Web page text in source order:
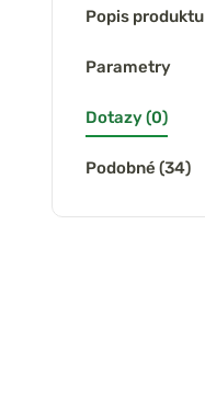
Popis produktu
Parametry
Dotazy (0)
Podobné (34)